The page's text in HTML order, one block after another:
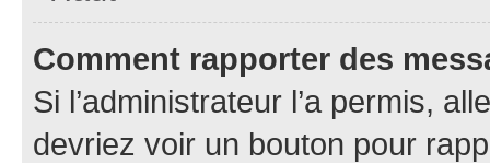
Comment rapporter des
Si l’administrateur l’a permis,
devriez voir un bouton pour